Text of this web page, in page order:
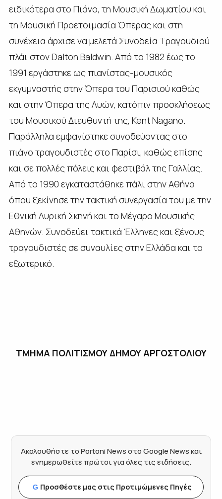
ειδικότερα στο Πιάνο, τη Μουσική Δωματίου και
τη Μουσική Προετοιμασία Όπερας και στη
συνέχεια άρχισε να μελετά Συνοδεία Τραγουδιού
πλάι στον Dalton Baldwin. Από το 1982 έως το
1991 εργάστηκε ως πιανίστας-μουσικός
εκγυμναστής στην Όπερα του Παρισιού καθώς
και στην Όπερα της Λυών, κατόπιν προσκλήσεως
του Μουσικού Διευθυντή της, Kent Nagano.
Παράλληλα εμφανίστηκε συνοδεύοντας στο
πιάνο τραγουδιστές στο Παρίσι, καθώς επίσης
και σε πολλές πόλεις και φεστιβάλ της Γαλλίας.
Από το 1990 εγκαταστάθηκε πάλι στην Αθήνα
όπου ξεκίνησε την τακτική συνεργασία του με την
Εθνική Λυρική Σκηνή και το Μέγαρο Μουσικής
Αθηνών. Συνοδεύει τακτικά Έλληνες και ξένους
τραγουδιστές σε συναυλίες στην Ελλάδα και το
εξωτερικό.
ΤΜΗΜΑ ΠΟΛΙΤΙΣΜΟΥ ΔΗΜΟΥ ΑΡΓΟΣΤΟΛΙΟΥ
Ακολουθήστε το Portoni News στο Google News και
ενημερωθείτε πρώτοι για όλες τις ειδήσεις.
G Προσθέστε μας στις Προτιμώμενες Πηγές